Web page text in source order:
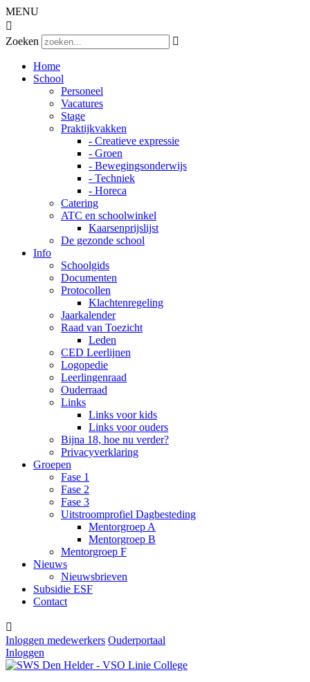
MENU

Zoeken

Home
School
Personeel
Vacatures
Stage
Praktijkvakken
- Creatieve expressie
- Groen
- Bewegingsonderwijs
- Techniek
- Horeca
Catering
ATC en schoolwinkel
Kaarsenprijslijst
De gezonde school
Info
Schoolgids
Documenten
Protocollen
Klachtenregeling
Jaarkalender
Raad van Toezicht
Leden
CED Leerlijnen
Logopedie
Leerlingenraad
Ouderraad
Links
Links voor kids
Links voor ouders
Bijna 18, hoe nu verder?
Privacyverklaring
Groepen
Fase 1
Fase 2
Fase 3
Uitstroomprofiel Dagbesteding
Mentorgroep A
Mentorgroep B
Mentorgroep F
Nieuws
Nieuwsbrieven
Subsidie ESF
Contact

Inloggen medewerkers Ouderportaal
Inloggen